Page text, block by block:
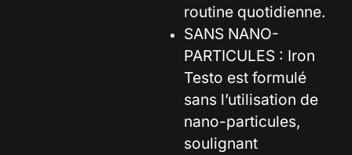
routine quotidienne.
SANS NANO-
PARTICULES : Iron
Testo est formulé
sans l’utilisation de
nano-particules,
soulignant